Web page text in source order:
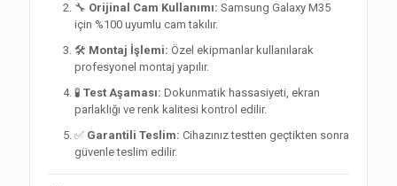
🔧 Orijinal Cam Kullanımı: Samsung Galaxy M35
için %100 uyumlu cam takılır.
🛠️ Montaj İşlemi: Özel ekipmanlar kullanılarak
profesyonel montaj yapılır.
🧪 Test Aşaması: Dokunmatik hassasiyeti, ekran
parlaklığı ve renk kalitesi kontrol edilir.
✅ Garantili Teslim: Cihazınız testten geçtikten sonra
güvenle teslim edilir.